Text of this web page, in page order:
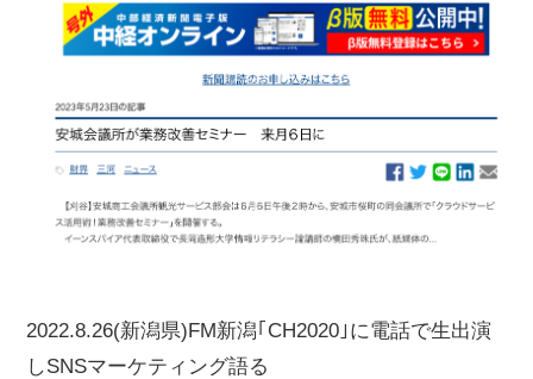
2022.8.26(新潟県)FM新潟｢CH2020｣に電話で生出演
しSNSマーケティング語る